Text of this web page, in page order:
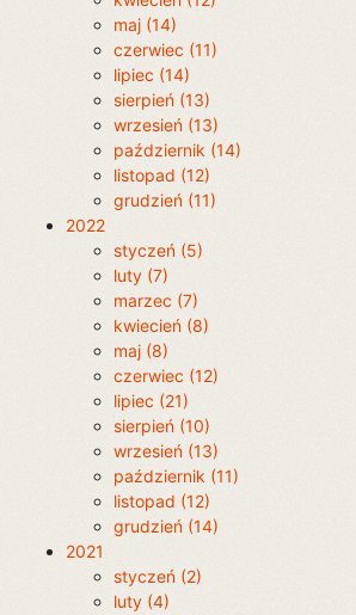
maj (14)
czerwiec (11)
lipiec (14)
sierpień (13)
wrzesień (13)
październik (14)
listopad (12)
grudzień (11)
2022
styczeń (5)
luty (7)
marzec (7)
kwiecień (8)
maj (8)
czerwiec (12)
lipiec (21)
sierpień (10)
wrzesień (13)
październik (11)
listopad (12)
grudzień (14)
2021
styczeń (2)
luty (4)